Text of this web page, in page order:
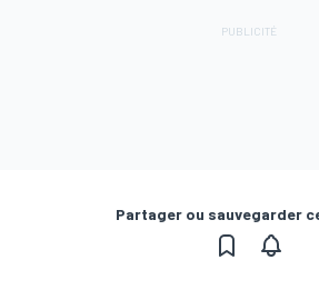
Partager ou sauvegarder